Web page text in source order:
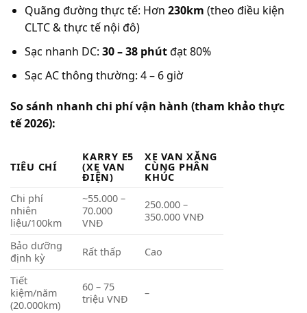
Quãng đường thực tế: Hơn 230km (theo điều kiện
CLTC & thực tế nội đô)
Sạc nhanh DC: 30 – 38 phútđạt 80%
Sạc AC thông thường: 4 – 6 giờ
So sánh nhanh chi phí vận hành (tham khảo thực
tế 2026):
TIÊU CHÍ
KARRY E5
(XE VAN
ĐIỆN)
XE VAN XĂNG
CÙNG PHÂN
KHÚC
Chi phí
nhiên
liệu/100km
~55.000 –
70.000
VNĐ
250.000 –
350.000 VNĐ
Bảo dưỡng
định kỳ
Rất thấp Cao
Tiết
kiệm/năm
(20.000km)
60 – 75
triệu VNĐ
–